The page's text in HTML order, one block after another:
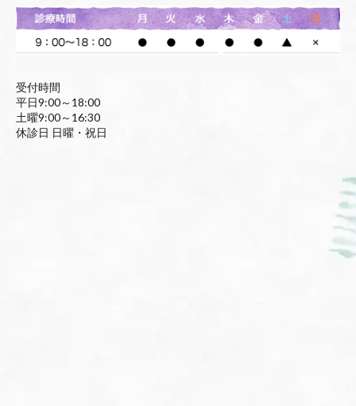
受付時間
平日9:00～18:00
土曜9:00～16:30
休診日 日曜・祝日